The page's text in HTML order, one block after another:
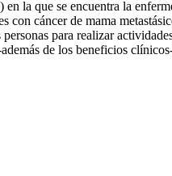
la que se encuentra la
cáncer de mama
para realizar
de los beneficios